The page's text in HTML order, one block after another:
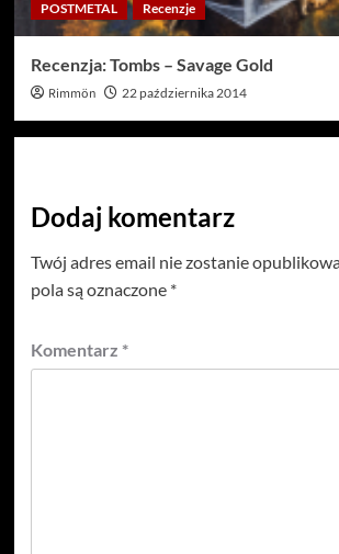
POSTMETAL Recenzje
Recenzja: Tombs – Savage Gold
Rimmön 22 października 2014
Dodaj komentarz
Twój adres email nie zostanie
pola są oznaczone *
Komentarz *